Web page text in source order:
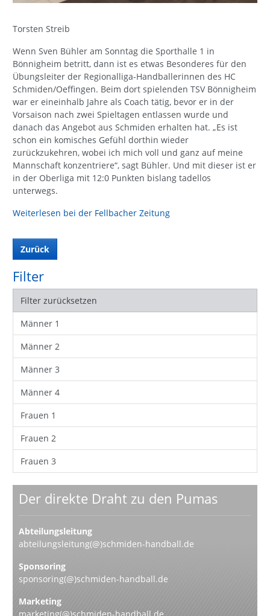
Torsten Streib
Wenn Sven Bühler am Sonntag die Sporthalle 1 in
Bönnigheim betritt, dann ist es etwas Besonderes für den
Übungsleiter der Regionalliga-Handballerinnen des HC
Schmiden/Oeffingen. Beim dort spielenden TSV Bönnigheim
war er eineinhalb Jahre als Coach tätig, bevor er in der
Vorsaison nach zwei Spieltagen entlassen wurde und
danach das Angebot aus Schmiden erhalten hat. „Es ist
schon ein komisches Gefühl dorthin wieder
zurückzukehren, wobei ich mich voll und ganz auf meine
Mannschaft konzentriere“, sagt Bühler. Und mit dieser ist er
in der Oberliga mit 12:0 Punkten bislang tadellos
unterwegs.
Weiterlesen bei der Fellbacher Zeitung
Zurück
Filter
Filter zurücksetzen
Männer 1
Männer 2
Männer 3
Männer 4
Frauen 1
Frauen 2
Frauen 3
Der direkte Draht zu den Pumas
Abteilungsleitung
abteilungsleitung(@)schmiden-handball.de
Sponsoring
sponsoring(@)schmiden-handball.de
Marketing